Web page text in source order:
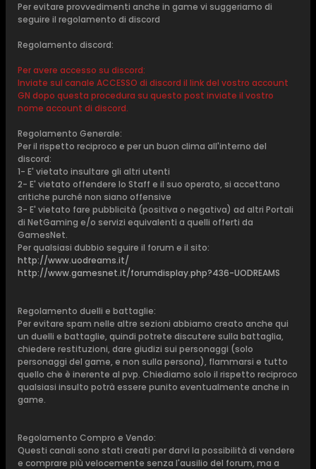
Per evitare provvedimenti anche in game vi suggeriamo di
seguire il regolamento di discord
Regolamento discord:
Per avere accesso su discord:
Inviate sul canale ACCESSO di discord il link del vostro account
GN dopo questa procedura su questo post inviate il vostro
nome account di discord.
Regolamento Generale:
Per il rispetto reciproco e per un buon clima all'interno del
discord:
1- E' vietato insultare gli altri utenti
2- E' vietato offendere lo Staff e il suo operato, si accettano
critiche purché non siano offensive
3- E' vietato fare pubblicità (positiva o negativa) ad altri Portali
di NetGaming e/o servizi equivalenti a quelli offerti da
GamesNet.
Per qualsiasi dubbio seguire il forum e il sito:
http://www.uodreams.it/
http://www.gamesnet.it/forumdisplay.php?436-UODREAMS
Regolamento duelli e battaglie:
Per evitare spam nelle altre sezioni abbiamo creato anche qui
un duelli e battaglie, quindi potrete discutere sulla battaglia,
chiedere restituzioni, dare giudizi sui personaggi (solo
personaggi del game, e non sulla persona), flammarsi e tutto
quello che è inerente al pvp. Chiediamo solo il rispetto reciproco
qualsiasi insulto potrà essere punito eventualmente anche in
game.
Regolamento Compro e Vendo:
Questi canali sono stati creati per darvi la possibilità di vendere
e comprare più velocemente senza l'ausilio del forum, ma a